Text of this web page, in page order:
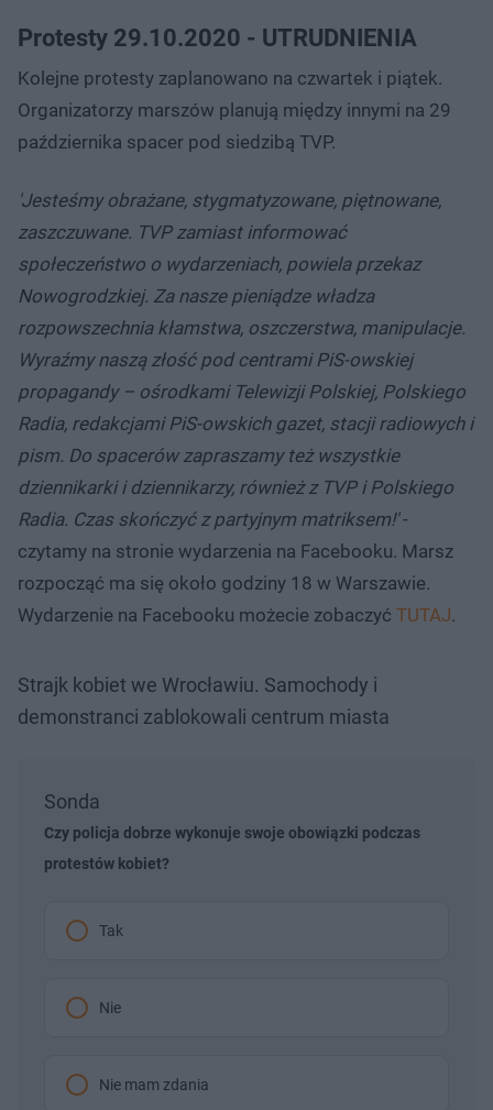
Protesty 29.10.2020 - UTRUDNIENIA
Kolejne protesty zaplanowano na czwartek i piątek.
Organizatorzy marszów planują między innymi na 29
października spacer pod siedzibą TVP.
'Jesteśmy obrażane, stygmatyzowane, piętnowane,
zaszczuwane. TVP zamiast informować
społeczeństwo o wydarzeniach, powiela przekaz
Nowogrodzkiej. Za nasze pieniądze władza
rozpowszechnia kłamstwa, oszczerstwa, manipulacje.
Wyraźmy naszą złość pod centrami PiS-owskiej
propagandy – ośrodkami Telewizji Polskiej, Polskiego
Radia, redakcjami PiS-owskich gazet, stacji radiowych i
pism. Do spacerów zapraszamy też wszystkie
dziennikarki i dziennikarzy, również z TVP i Polskiego
Radia. Czas skończyć z partyjnym matriksem!'-
czytamy na stronie wydarzenia na Facebooku. Marsz
rozpocząć ma się około godziny 18 w Warszawie.
Wydarzenie na Facebooku możecie zobaczyć TUTAJ.
Strajk kobiet we Wrocławiu. Samochody i
demonstranci zablokowali centrum miasta
Sonda
Czy policja dobrze wykonuje swoje obowiązki podczas
protestów kobiet?
Tak
Nie
Nie mam zdania